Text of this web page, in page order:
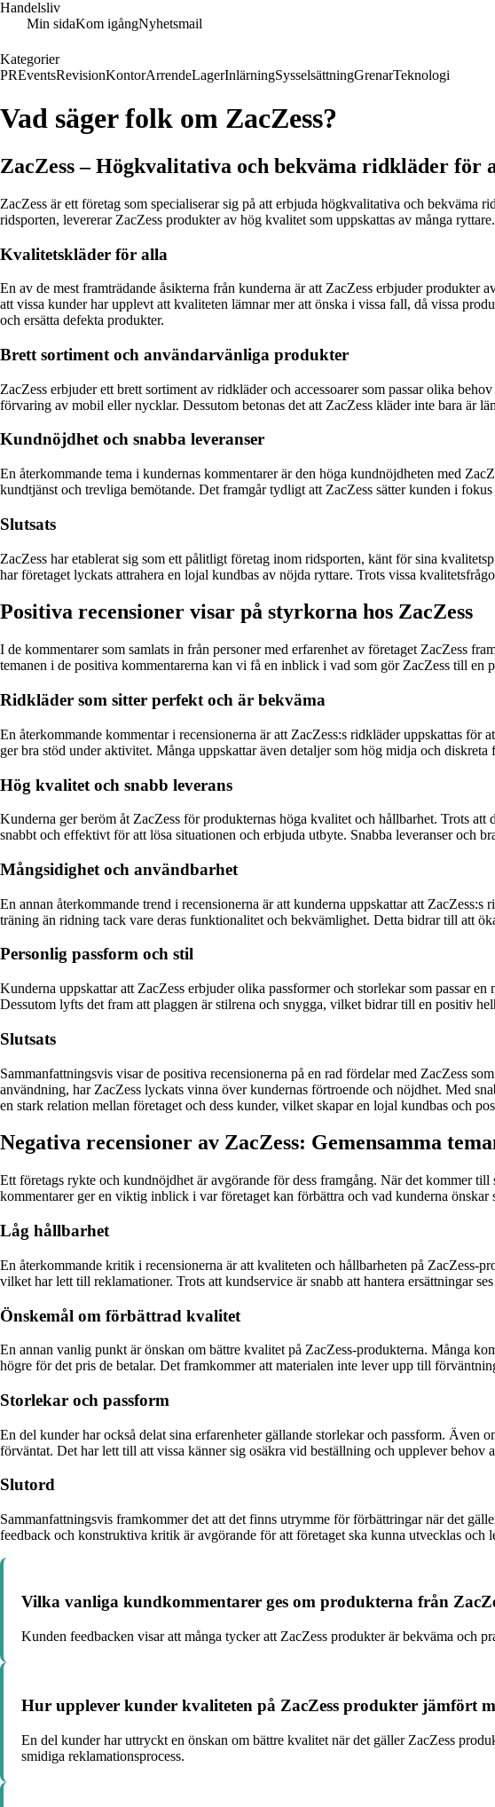
Handelsliv
Min sidaKom igångNyhetsmail
Kategorier
PREventsRevisionKontorArrendeLagerInlärningSysselsättningGrenarTeknologi
Vad säger folk om ZacZess?
ZacZess – Högkvalitativa och bekväma ridkläder för
ZacZess är ett företag som specialiserar sig på att erbjuda högkvalitativa och
ridsporten, levererar ZacZess produkter av hög kvalitet som uppskattas av många ryttare.
Kvalitetskläder för alla
En av de mest framträdande åsikterna från kunderna är att ZacZess erbjuder
att vissa kunder har upplevt att kvaliteten lämnar mer att önska i vissa fall, då vissa
och ersätta defekta produkter.
Brett sortiment och användarvänliga produkter
ZacZess erbjuder ett brett sortiment av ridkläder och accessoarer som passar olika
förvaring av mobil eller nycklar. Dessutom betonas det att ZacZess kläder inte bara är
Kundnöjdhet och snabba leveranser
En återkommande tema i kundernas kommentarer är den höga kundnöjdheten med
kundtjänst och trevliga bemötande. Det framgår tydligt att ZacZess sätter kunden i
Slutsats
ZacZess har etablerat sig som ett pålitligt företag inom ridsporten, känt för sina
har företaget lyckats attrahera en lojal kundbas av nöjda ryttare. Trots vissa
Positiva recensioner visar på styrkorna hos ZacZess
I de kommentarer som samlats in från personer med erfarenhet av företaget ZacZess
temanen i de positiva kommentarerna kan vi få en inblick i vad som gör ZacZess till en
Ridkläder som sitter perfekt och är bekväma
En återkommande kommentar i recensionerna är att ZacZess:s ridkläder uppskattas
ger bra stöd under aktivitet. Många uppskattar även detaljer som hög midja och
Hög kvalitet och snabb leverans
Kunderna ger beröm åt ZacZess för produkternas höga kvalitet och hållbarhet. Trots
snabbt och effektivt för att lösa situationen och erbjuda utbyte. Snabba leveranser och
Mångsidighet och användbarhet
En annan återkommande trend i recensionerna är att kunderna uppskattar att
träning än ridning tack vare deras funktionalitet och bekvämlighet. Detta bidrar till att
Personlig passform och stil
Kunderna uppskattar att ZacZess erbjuder olika passformer och storlekar som passar
Dessutom lyfts det fram att plaggen är stilrena och snygga, vilket bidrar till en positiv
Slutsats
Sammanfattningsvis visar de positiva recensionerna på en rad fördelar med ZacZess
användning, har ZacZess lyckats vinna över kundernas förtroende och nöjdhet. Med
en stark relation mellan företaget och dess kunder, vilket skapar en lojal kundbas och
Negativa recensioner av ZacZess: Gemensamma
Ett företags rykte och kundnöjdhet är avgörande för dess framgång. När det kommer
kommentarer ger en viktig inblick i var företaget kan förbättra och vad kunderna önskar
Låg hållbarhet
En återkommande kritik i recensionerna är att kvaliteten och hållbarheten på ZacZess-
vilket har lett till reklamationer. Trots att kundservice är snabb att hantera ersättningar
Önskemål om förbättrad kvalitet
En annan vanlig punkt är önskan om bättre kvalitet på ZacZess-produkterna. Många
högre för det pris de betalar. Det framkommer att materialen inte lever upp till
Storlekar och passform
En del kunder har också delat sina erfarenheter gällande storlekar och passform. Även
förväntat. Det har lett till att vissa känner sig osäkra vid beställning och upplever behov
Slutord
Sammanfattningsvis framkommer det att det finns utrymme för förbättringar när det
feedback och konstruktiva kritik är avgörande för att företaget ska kunna utvecklas
Vilka vanliga kundkommentarer ges om produkterna från
Kunden feedbacken visar att många tycker att ZacZess produkter är bekväma och
Hur upplever kunder kvaliteten på ZacZess produkter jämfört
En del kunder har uttryckt en önskan om bättre kvalitet när det gäller ZacZess
smidiga reklamationsprocess.